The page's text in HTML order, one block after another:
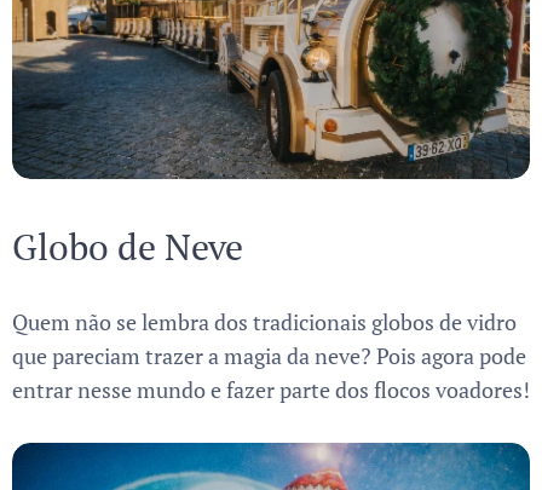
Globo de Neve
Quem não se lembra dos tradicionais globos de vidro
que pareciam trazer a magia da neve? Pois agora pode
entrar nesse mundo e fazer parte dos flocos voadores!